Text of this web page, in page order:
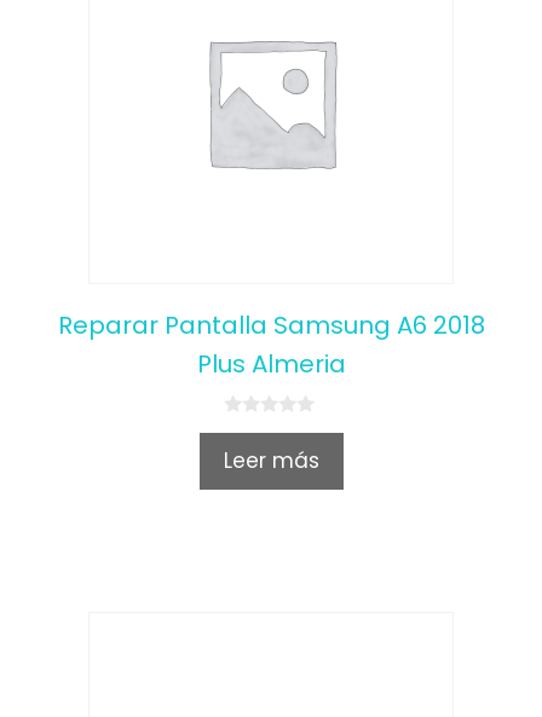
Reparar Pantalla Samsung A6 2018
Plus Almeria
0
u
Leer más